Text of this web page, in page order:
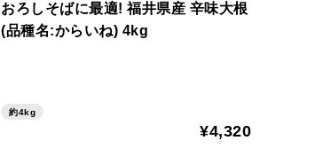
おろしそばに最適! 福井県産 辛味大根
(品種名:からいね) 4kg
約4kg
¥4,320